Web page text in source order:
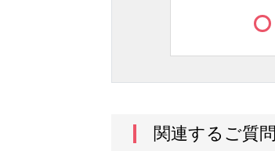
関連するご質問